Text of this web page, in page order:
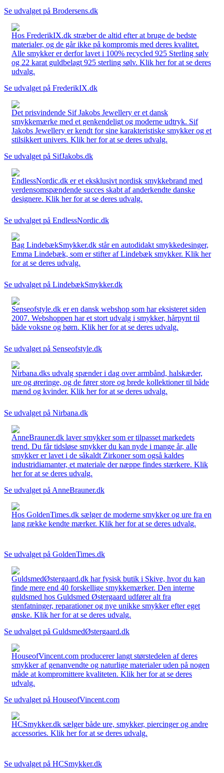
Se udvalget på Brodersens.dk
Hos FrederikIX.dk stræber de altid efter at bruge de bedste
materialer, og de går ikke på kompromis med deres kvalitet.
Alle smykker er derfor lavet i 100% recycled 925 Sterling sølv
og 22 karat guldbelagt 925 sterling sølv. Klik her for at se deres
udvalg.
Se udvalget på FrederikIX.dk
Det prisvindende Sif Jakobs Jewellery er et dansk
smykkemærke med et genkendeligt og moderne udtryk. Sif
Jakobs Jewellery er kendt for sine karakteristiske smykker og et
stilsikkert univers. Klik her for at se deres udvalg.
Se udvalget på SifJakobs.dk
EndlessNordic.dk er et eksklusivt nordisk smykkebrand med
verdensomspændende succes skabt af anderkendte danske
designere. Klik her for at se deres udvalg.
Se udvalget på EndlessNordic.dk
Bag LindebækSmykker.dk står en autodidakt smykkedesinger,
Emma Lindebæk, som er stifter af Lindebæk smykker. Klik her
for at se deres udvalg.
Se udvalget på LindebækSmykker.dk
Senseofstyle.dk er en dansk webshop som har eksisteret siden
2007. Webshoppen har et stort udvalg i smykker, hårpynt til
både voksne og børn. Klik her for at se deres udvalg.
Se udvalget på Senseofstyle.dk
Nirbana.dks udvalg spænder i dag over armbånd, halskæder,
ure og øreringe, og de fører store og brede kollektioner til både
mænd og kvinder. Klik her for at se deres udvalg.
Se udvalget på Nirbana.dk
AnneBrauner.dk laver smykker som er tilpasset markedets
trend. Du får tidsløse smykker du kan nyde i mange år, alle
smykker er lavet i de såkaldt Zirkoner som også kaldes
industridiamanter, et materiale der næppe findes stærkere. Klik
her for at se deres udvalg.
Se udvalget på AnneBrauner.dk
Hos GoldenTimes.dk sælger de moderne smykker og ure fra en
lang række kendte mærker. Klik her for at se deres udvalg.
Se udvalget på GoldenTimes.dk
GuldsmedØstergaard.dk har fysisk butik i Skive, hvor du kan
finde mere end 40 forskellige smykkemærker. Den interne
guldsmed hos Guldsmed Østergaard udfører alt fra
stenfatninger, reparationer og nye unikke smykker efter eget
ønske. Klik her for at se deres udvalg.
Se udvalget på GuldsmedØstergaard.dk
HouseofVincent.com producerer langt størstedelen af deres
smykker af genanvendte og naturlige materialer uden på nogen
måde at kompromittere kvaliteten. Klik her for at se deres
udvalg.
Se udvalget på HouseofVincent.com
HCSmykker.dk sælger både ure, smykker, piercinger og andre
accessories. Klik her for at se deres udvalg.
Se udvalget på HCSmykker.dk